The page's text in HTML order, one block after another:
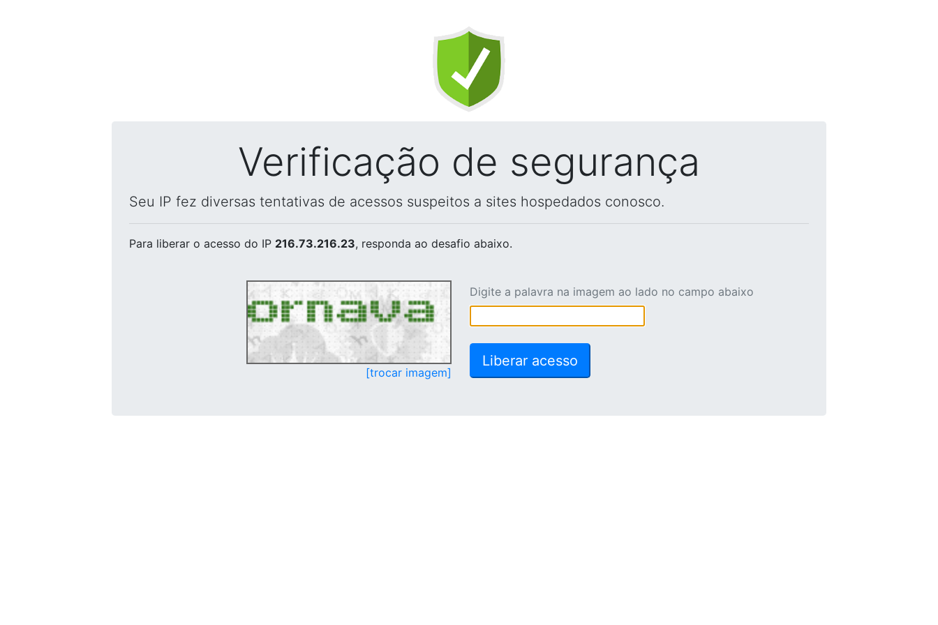
Verificação de segurança
Seu IP fez diversas tentativas de acessos suspeitos a sites hospedados conosco.
Para liberar o acesso do IP 216.73.216.23, responda ao desafio abaixo.
[trocar imagem]
Digite a palavra na imagem ao lado no campo abaixo